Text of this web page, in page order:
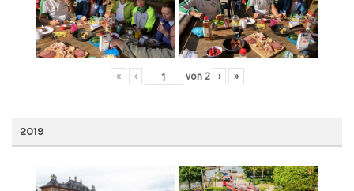
« ‹ von 2 › »
2019